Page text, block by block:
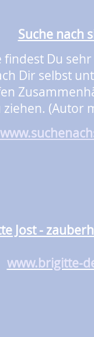
Suche nach
findest Du
Dir selbst
ziehen. (Autor
Jost -
www.brigitte-